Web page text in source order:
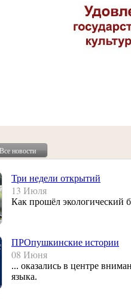
Все новости
Три недели открытий
13 Июля
Как прошёл
ПРОпушкинские истории
08 Июня
... оказались в центре
языка.